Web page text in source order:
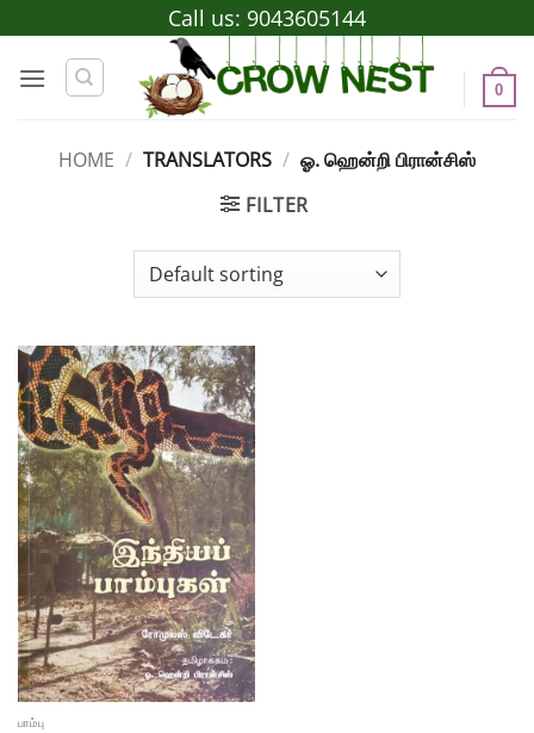
to
content
Call us: 9043605144
0
HOME / TRANSLATORS / ஓ. ஹென்றி பிரான்சிஸ்
FILTER
பாம்பு